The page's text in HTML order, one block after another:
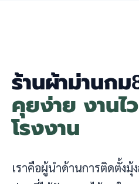
ร้านผ้าม่านกม
คุยง่าย งานไ
โรงงาน
เราคือผู้นำด้านการติดตั้งมุ้